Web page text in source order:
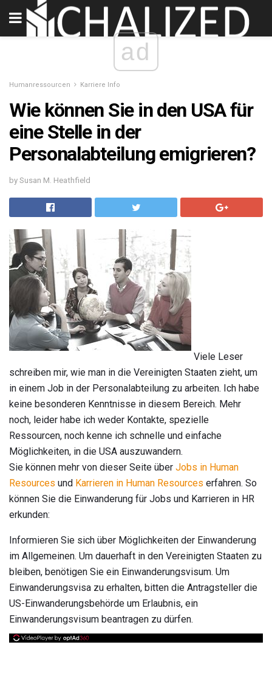
ad
Humanressourcen Karriere Info
Wie können Sie in den USA für
eine Stelle in der
Personalabteilung emigrieren?
by Susan M. Heathfield
Viele Leser
schreiben mir, wie man in die Vereinigten Staaten zieht, um
in einem Job in der Personalabteilung zu arbeiten. Ich habe
keine besonderen Kenntnisse in diesem Bereich. Mehr
noch, leider habe ich weder Kontakte, spezielle
Ressourcen, noch kenne ich schnelle und einfache
Möglichkeiten, in die USA auszuwandern.
Sie können mehr von dieser Seite über Jobs in Human
Resources und Karrieren in Human Resources erfahren. So
können Sie die Einwanderung für Jobs und Karrieren in HR
erkunden:
Informieren Sie sich über Möglichkeiten der Einwanderung
im Allgemeinen. Um dauerhaft in den Vereinigten Staaten zu
bleiben, benötigen Sie ein Einwanderungsvisum. Um
Einwanderungsvisa zu erhalten, bitten die Antragsteller die
US-Einwanderungsbehörde um Erlaubnis, ein
Einwanderungsvisum beantragen zu dürfen.